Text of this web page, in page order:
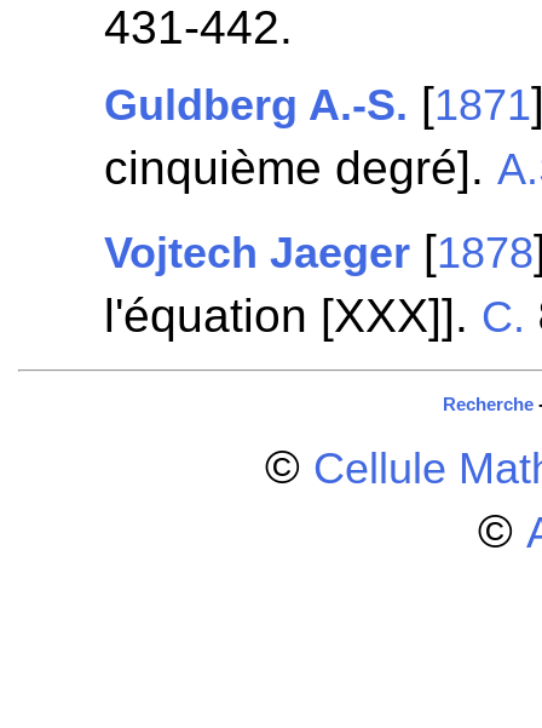
431-442.
Guldberg A.-S. [1871
cinquième degré].
Vojtech Jaeger [1878
l'équation [XXX]]. C.
Recherche
© Cellule
©